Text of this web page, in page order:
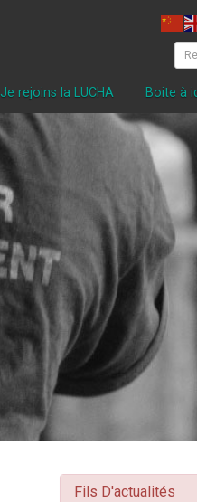
Je rejoins la LUCHA Boite à
Fils D'actualités